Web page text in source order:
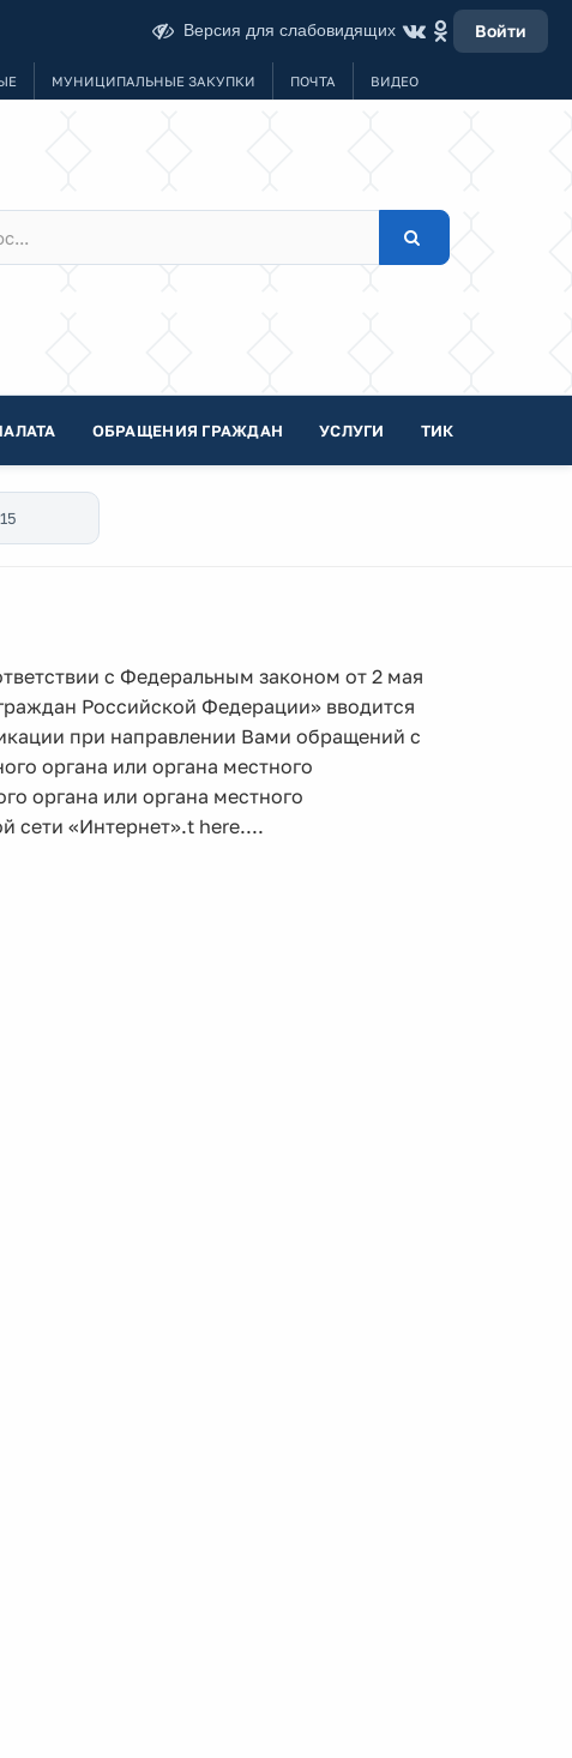
Версия для слабовидящих Войти
МУНИЦИПАЛЬНЫЕ ЗАКУПКИ ПОЧТА ВИДЕО
ОБРАЩЕНИЯ ГРАЖДАН УСЛУГИ ТИК
с Федеральным законом от 2 мая
Российской Федерации» вводится
при направлении Вами обращений с
органа или органа местного
органа или органа местного
сети «Интернет».t here....